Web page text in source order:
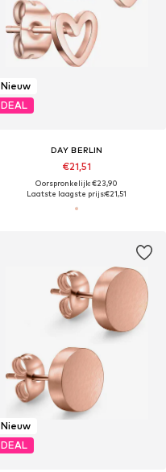
Nieuw
DEAL
DAY BERLIN
€21,51
Oorspronkelijk: €23,90
Laatste laagste prijs:€21,51
Nieuw
DEAL